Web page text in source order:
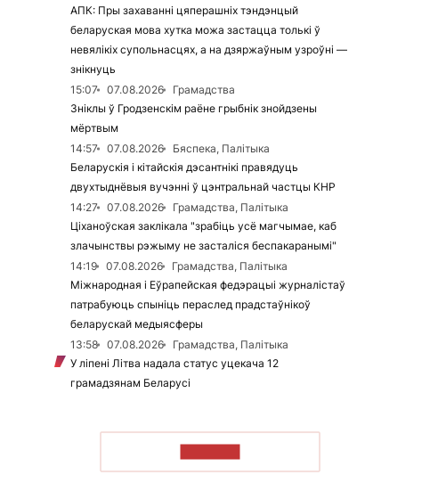
АПК: Пры захаванні цяперашніх тэндэнцый
беларуская мова хутка можа застацца толькі ў
невялікіх супольнасцях, а на дзяржаўным узроўні —
знікнуць
15:07
07.08.2026
Грамадства
Зніклы ў Гродзенскім раёне грыбнік знойдзены
мёртвым
14:57
07.08.2026
Бяспека, Палітыка
Беларускія і кітайскія дэсантнікі правядуць
двухтыднёвыя вучэнні ў цэнтральнай частцы КНР
14:27
07.08.2026
Грамадства, Палітыка
Ціханоўская заклікала "зрабіць усё магчымае, каб
злачынствы рэжыму не засталіся беспакаранымі"
14:19
07.08.2026
Грамадства, Палітыка
Міжнародная і Еўрапейская федэрацыі журналістаў
патрабуюць спыніць пераслед прадстаўнікоў
беларускай медыясферы
13:58
07.08.2026
Грамадства, Палітыка
У ліпені Літва надала статус уцекача 12
грамадзянам Беларусі